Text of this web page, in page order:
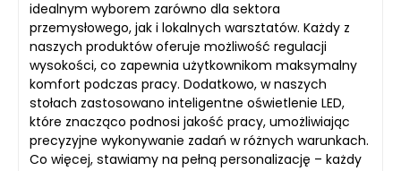
idealnym wyborem zarówno dla sektora
przemysłowego, jak i lokalnych warsztatów. Każdy z
naszych produktów oferuje możliwość regulacji
wysokości, co zapewnia użytkownikom maksymalny
komfort podczas pracy. Dodatkowo, w naszych
stołach zastosowano inteligentne oświetlenie LED,
które znacząco podnosi jakość pracy, umożliwiając
precyzyjne wykonywanie zadań w różnych warunkach.
Co więcej, stawiamy na pełną personalizację – każdy